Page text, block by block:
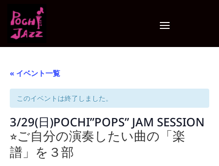
« イベント一覧
このイベントは終了しました。
3/29(日)POCHI”POPS” JAM SESSION
⭐︎ご自分の演奏したい曲の「楽
譜」を３部